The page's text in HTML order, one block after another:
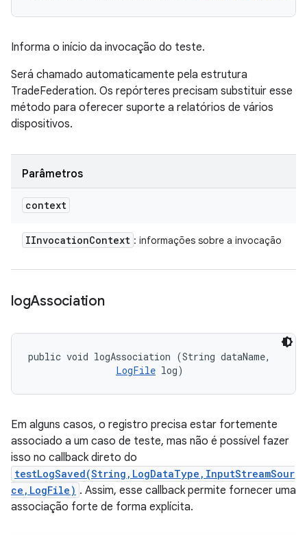
Informa o início da invocação do teste.
Será chamado automaticamente pela estrutura
TradeFederation. Os repórteres precisam substituir esse
método para oferecer suporte a relatórios de vários
dispositivos.
Parâmetros
context
IInvocationContext : informações sobre a invocação
logAssociation
public void logAssociation (String dataName,
LogFile log)
Em alguns casos, o registro precisa estar fortemente
associado a um caso de teste, mas não é possível fazer
isso no callback direto do
testLogSaved(String,LogDataType,InputStreamSour
ce,LogFile) . Assim, esse callback permite fornecer uma
associação forte de forma explícita.